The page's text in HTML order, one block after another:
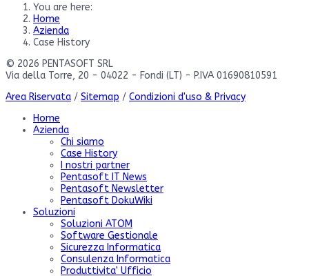
You are here:
Home
Azienda
Case History
© 2026 PENTASOFT SRL
Via della Torre, 20 - 04022 - Fondi (LT) - P.IVA 01690810591
Area Riservata / Sitemap / Condizioni d'uso & Privacy
Home
Azienda
Chi siamo
Case History
I nostri partner
Pentasoft IT News
Pentasoft Newsletter
Pentasoft DokuWiki
Soluzioni
Soluzioni ATOM
Software Gestionale
Sicurezza Informatica
Consulenza Informatica
Produttivita' Ufficio